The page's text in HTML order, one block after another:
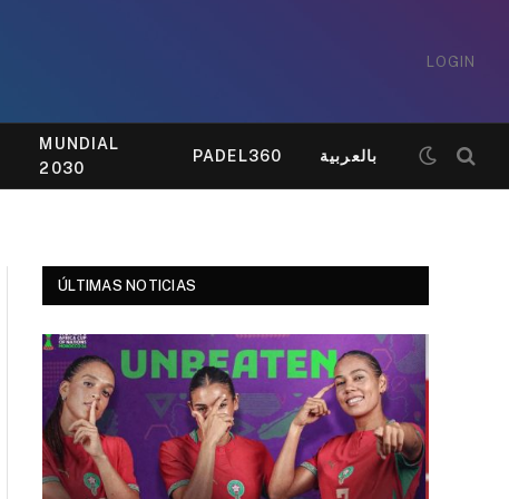
LOGIN
MUNDIAL
2030
PADEL360 بالعربية
ÚLTIMAS NOTICIAS